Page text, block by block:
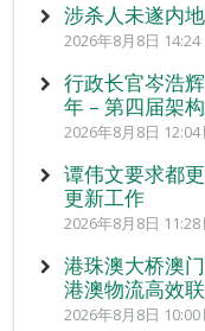
涉杀人未遂内
2026年8月8日 14:24
行政长官岑浩
年 – 第四届架
2026年8月8日 12:04
谭伟文要求都
更新工作
2026年8月8日 11:28
港珠澳大桥澳
港澳物流高效
2026年8月8日 10:00